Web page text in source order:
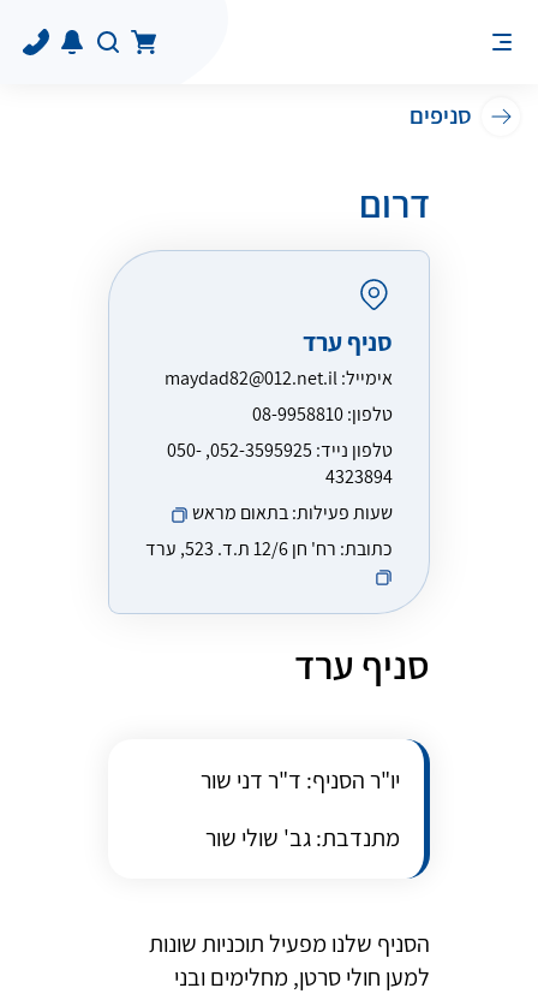
סניפים
דרום
סניף ערד
אימייל:maydad82@012.net.il
טלפון:08-9958810
טלפון נייד:
052-3595925, 050-
4323894
שעות פעילות:בתאום מראש
כתובת: רח' חן 12/6 ת.ד. 523, ערד
סניף ערד
יו"ר הסניף: ד"ר דני שור
מתנדבת: גב' שולי שור
הסניף שלנו מפעיל תוכניות שונות
למען חולי סרטן, מחלימים ובני